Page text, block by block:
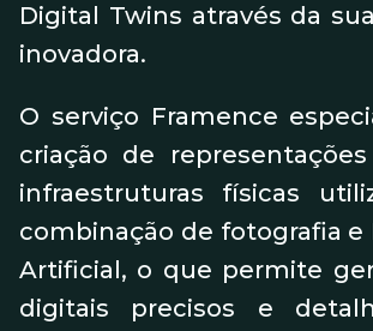
Digital Twins através da
inovadora.
O serviço Framence
criação de
infraestruturas físicas
combinação de fotografia e
Artificial, o que permite
digitais precisos e